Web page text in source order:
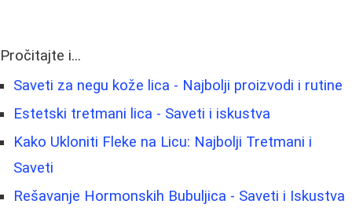
Pročitajte i...
Saveti za negu kože lica - Najbolji proizvodi i rutine
Estetski tretmani lica - Saveti i iskustva
Kako Ukloniti Fleke na Licu: Najbolji Tretmani i
Saveti
Rešavanje Hormonskih Bubuljica - Saveti i Iskustva